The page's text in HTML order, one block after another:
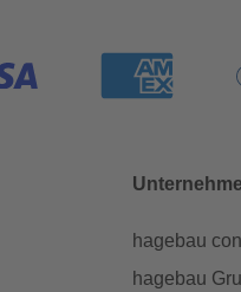
hagebau
hagebau